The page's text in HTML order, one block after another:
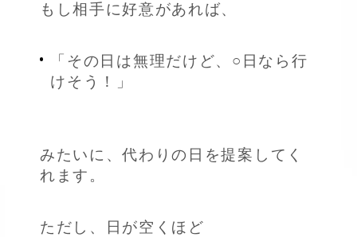
もし相手に好意があれば、
「その日は無理だけど、○日なら行
けそう！」
みたいに、代わりの日を提案してく
れます。
ただし、日が空くほど